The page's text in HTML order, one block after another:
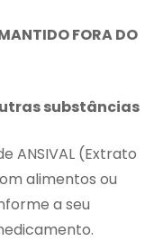
FORA DO
substâncias
ANSIVAL (Extrato
alimentos ou
a seu